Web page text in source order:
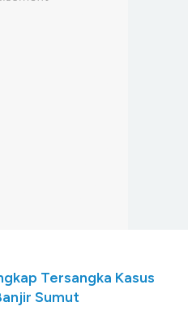
Tersangka Kasus
Sumut